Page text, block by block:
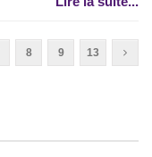
8 9 13